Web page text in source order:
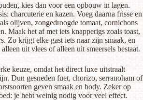
kies dan voor een opbouw in lagen.
charcuterie en kazen. Voeg daarna frisse en
olijven, zongedroogde tomaat, cornichons
Maak het af met iets knapperigs zoals toast,
Zo krijgt elke gast iets naar zijn smaak, en
uit vlees of alleen uit smeersels bestaat.
keuze, omdat het direct luxe uitstraalt
Dun gesneden fuet, chorizo, serranoham of
geven smaak en body. Zeker op
je hebt weinig nodig voor veel effect.